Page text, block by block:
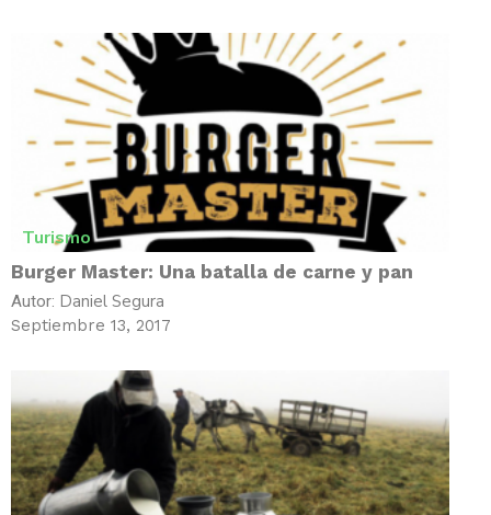
Turismo
Burger Master: Una batalla de carne y pan
Autor: Daniel Segura
Septiembre 13, 2017